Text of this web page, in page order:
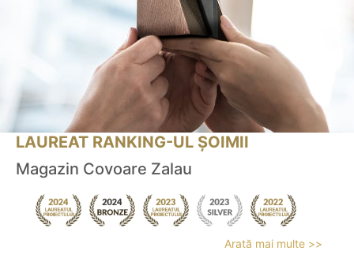
LAUREAT RANKING-UL ȘOIMII
Magazin Covoare Zalau
Arată mai multe >>